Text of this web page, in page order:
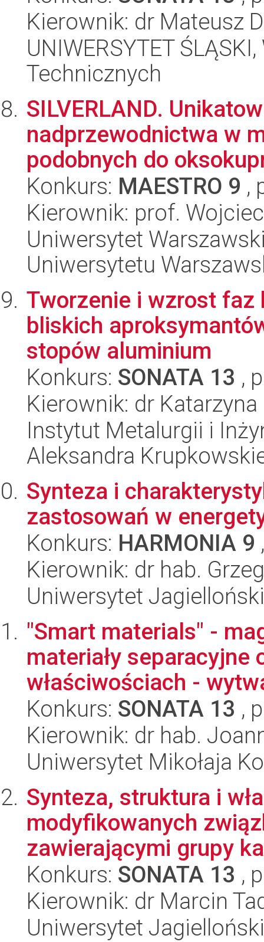
Kierownik: dr Mateusz
UNIWERSYTET
Technicznych
SILVERLAND.
nadprzewodnictwa w
podobnych do
Konkurs: MAESTRO 9 ,
Kierownik: prof.
Uniwersytet
Uniwersytetu
Tworzenie i wzrost
bliskich
stopów aluminium
Konkurs: SONATA 13 ,
Kierownik: dr Katarzyna
Instytut Metalurgii i
Aleksandra
Synteza i
zastosowań w
Konkurs: HARMONIA 9
Kierownik: dr hab.
Uniwersytet
"Smart materials" -
materiały separacyjne
właściwościach -
Konkurs: SONATA 13 ,
Kierownik: dr hab.
Uniwersytet Mikołaja
Synteza, struktura i
modyfikowanych
zawierającymi grupy
Konkurs: SONATA 13 ,
Kierownik: dr Marcin
Uniwersytet